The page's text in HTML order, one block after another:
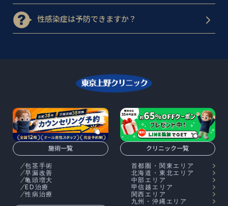
性感染症は予防できますか？
施術一覧
包茎手術
早漏改善
亀頭増大
ED治療
性病治療
クリニック一覧
首都圏・関東エリア
北海道・東北エリア
中部エリア
甲信越エリア
関西エリア
九州・沖縄エリア